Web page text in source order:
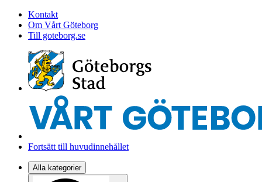
Kontakt
Om Vårt Göteborg
Till goteborg.se
Fortsätt till huvudinnehållet
Alla kategorier